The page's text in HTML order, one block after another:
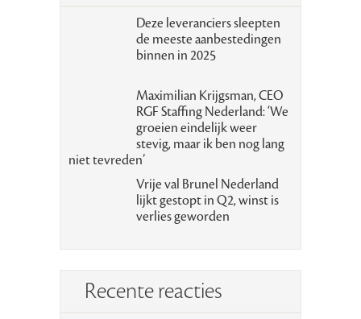
Deze leveranciers sleepten
de meeste aanbestedingen
binnen in 2025
Maximilian Krijgsman, CEO
RGF Staffing Nederland: ‘We
groeien eindelijk weer
stevig, maar ik ben nog lang
niet tevreden’
Vrije val Brunel Nederland
lijkt gestopt in Q2, winst is
verlies geworden
Recente reacties